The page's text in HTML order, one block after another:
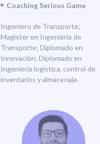
Coaching Serious Game
Ingeniero de Transporte;
Magíster en Ingeniería de
Transporte; Diplomado en
Innovación; Diplomado en
Ingeniería logística, control de
inventarios y almacenaje.